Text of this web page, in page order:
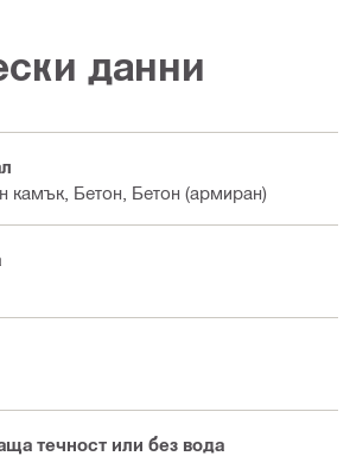
данни
камък, Бетон, Бетон (армиран)
течност или без вода